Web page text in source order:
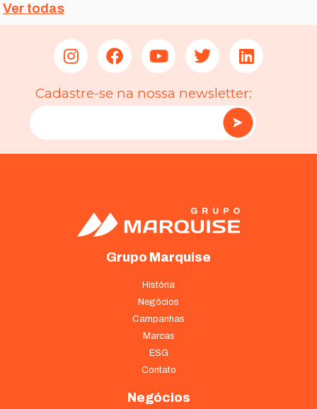
Ver todas
Cadastre-se na nossa newsletter:
Grupo Marquise
História
Negócios
Campanhas
Marcas
ESG
Contato
Negócios
nosso site
funcione o
melhor possível
durante a sua
recusar esses
cookies,
funcionalidades
Marketing
Ao compartilhar
seus interesses
comportamento
chance de ver